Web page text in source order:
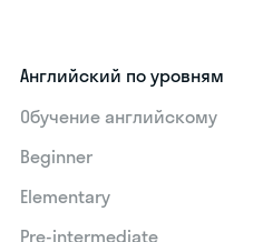
Английский по уровням
Обучение английскому
Beginner
Elementary
Pre-intermediate